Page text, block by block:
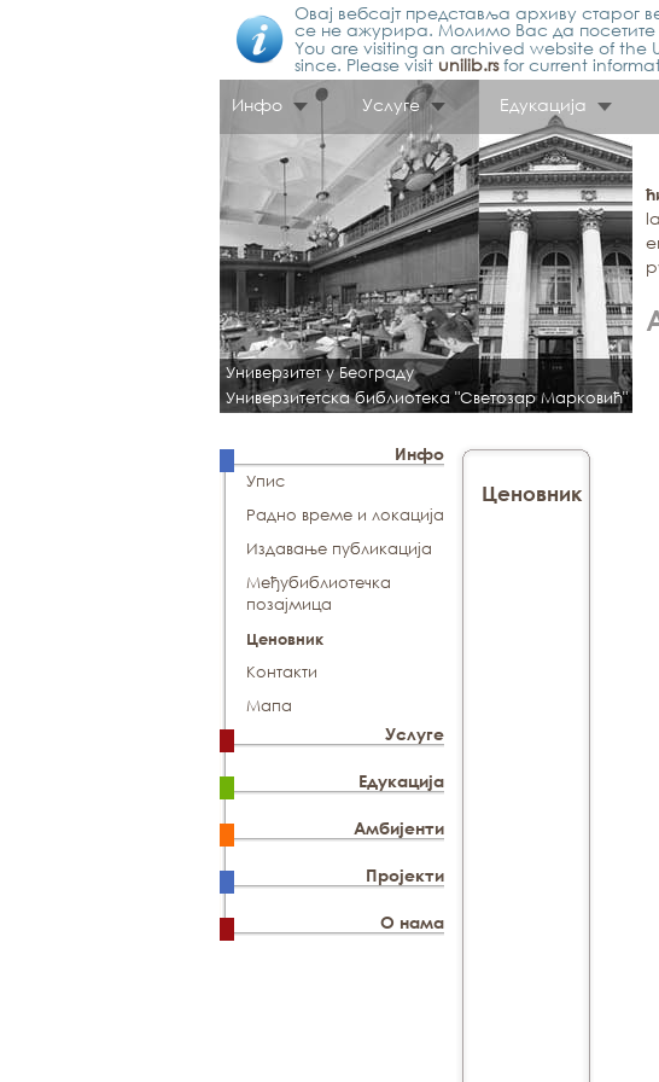
Овај вебсајт представља архиву старог
се не ажурира. Молимо Вас да посетите
You are visiting an archived website of
since. Please visit unilib.rsfor current
Инфо
Услуге Едукација
Универзитет у Београду
Универзитетска библиотека "Светозар Марковић"
Инфо
Упис
Радно време и локација
Издавање публикација
Међубиблиотечка
позајмица
Ценовник
Контакти
Мапа
Услуге
Едукација
Амбијенти
Пројекти
О нама
Ценовник